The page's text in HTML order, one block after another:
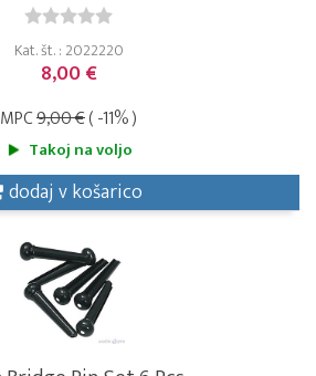
Kat. št. : 2022220
8,00 €
MPC9,00 €( -11% )
Takoj na voljo
dodaj v košarico